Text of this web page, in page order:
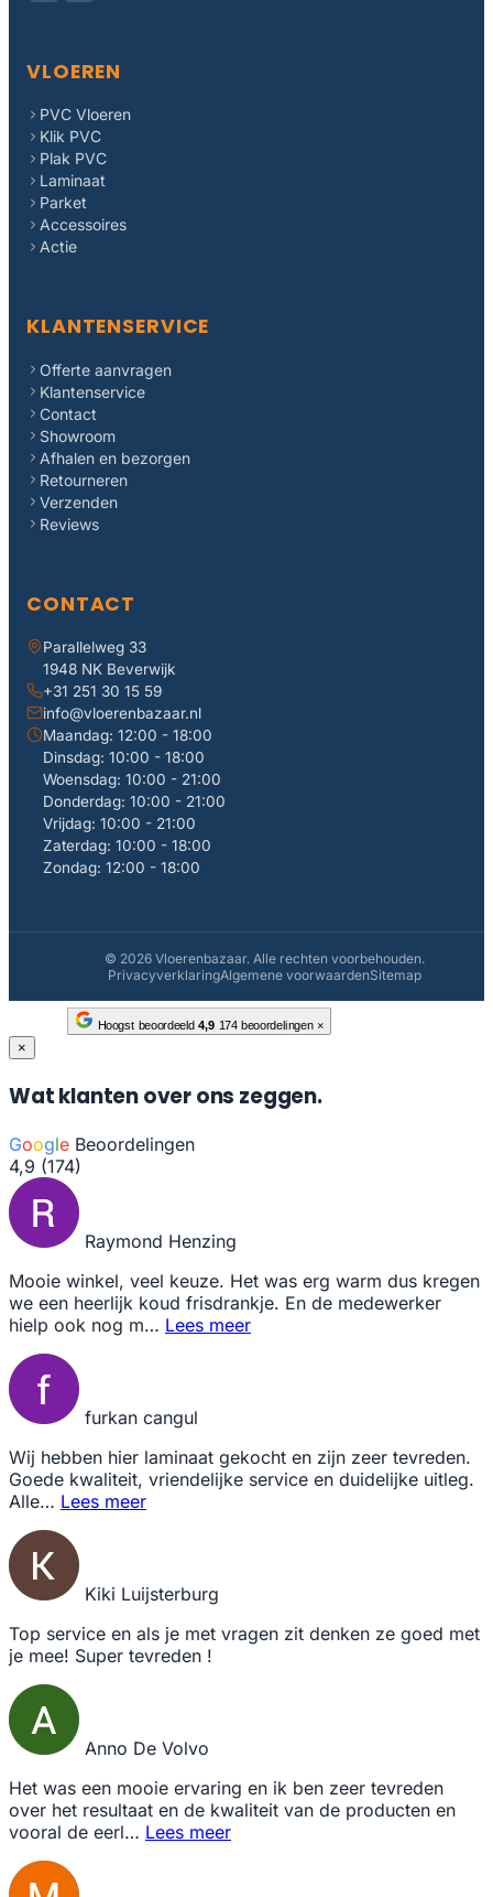
VLOEREN
PVC Vloeren
Klik PVC
Plak PVC
Laminaat
Parket
Accessoires
Actie
KLANTENSERVICE
Offerte aanvragen
Klantenservice
Contact
Showroom
Afhalen en bezorgen
Retourneren
Verzenden
Reviews
CONTACT
Parallelweg 33
1948 NK Beverwijk
+31 251 30 15 59
info@vloerenbazaar.nl
Maandag: 12:00 - 18:00
Dinsdag: 10:00 - 18:00
Woensdag: 10:00 - 21:00
Donderdag: 10:00 - 21:00
Vrijdag: 10:00 - 21:00
Zaterdag: 10:00 - 18:00
Zondag: 12:00 - 18:00
© 2026 Vloerenbazaar. Alle rechten voorbehouden.
PrivacyverklaringAlgemene voorwaardenSitemap
Hoogst beoordeeld 4,9 174 beoordelingen ×
×
Wat klanten over ons zeggen.
Google Beoordelingen
4,9 (174)
Raymond Henzing
Mooie winkel, veel keuze. Het was erg warm dus kregen
we een heerlijk koud frisdrankje. En de medewerker
hielp ook nog m… Lees meer
furkan cangul
Wij hebben hier laminaat gekocht en zijn zeer tevreden.
Goede kwaliteit, vriendelijke service en duidelijke uitleg.
Alle… Lees meer
Kiki Luijsterburg
Top service en als je met vragen zit denken ze goed met
je mee! Super tevreden !
Anno De Volvo
Het was een mooie ervaring en ik ben zeer tevreden
over het resultaat en de kwaliteit van de producten en
vooral de eerl… Lees meer